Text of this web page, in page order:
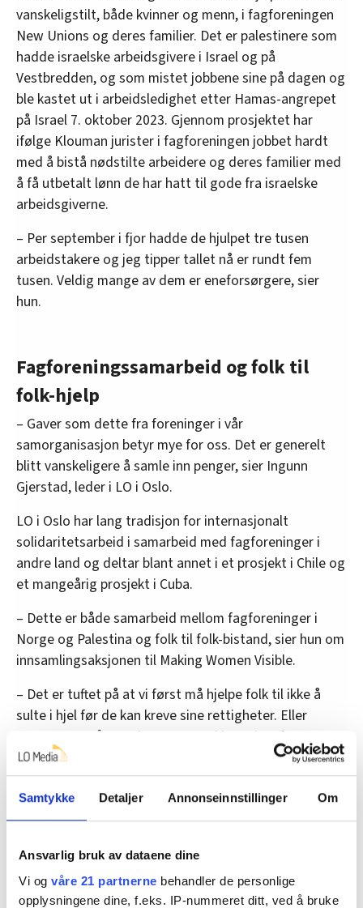
Samtykke Detaljer Annonseinnstillinger Om
Ansvarlig bruk av dataene dine
Vi og våre 21 partnerne behandler de personlige
opplysningene dine, f.eks. IP-nummeret ditt, ved å bruke
vanskeligstilt, både kvinner og menn, i fagforeningen
New Unions og deres familier. Det er palestinere som
hadde israelske arbeidsgivere i Israel og på
Vestbredden, og som mistet jobbene sine på dagen og
ble kastet ut i arbeidsledighet etter Hamas-angrepet
på Israel 7. oktober 2023. Gjennom prosjektet har
ifølge Klouman jurister i fagforeningen jobbet hardt
med å bistå nødstilte arbeidere og deres familier med
å få utbetalt lønn de har hatt til gode fra israelske
arbeidsgiverne.
– Per september i fjor hadde de hjulpet tre tusen
arbeidstakere og jeg tipper tallet nå er rundt fem
tusen. Veldig mange av dem er eneforsørgere, sier
hun.
Fagforeningssamarbeid og folk til
folk-hjelp
– Gaver som dette fra foreninger i vår
samorganisasjon betyr mye for oss. Det er generelt
blitt vanskeligere å samle inn penger, sier Ingunn
Gjerstad, leder i LO i Oslo.
LO i Oslo har lang tradisjon for internasjonalt
solidaritetsarbeid i samarbeid med fagforeninger i
andre land og deltar blant annet i et prosjekt i Chile og
et mangeårig prosjekt i Cuba.
– Dette er både samarbeid mellom fagforeninger i
Norge og Palestina og folk til folk-bistand, sier hun om
innsamlingsaksjonen til Making Women Visible.
– Det er tuftet på at vi først må hjelpe folk til ikke å
sulte i hjel før de kan kreve sine rettigheter. Eller
«Først mat, så moral», som er et kjent sitat fra et
musikalsk verk av Bertolt Brecht, legger hun til.
Nyheter palestina